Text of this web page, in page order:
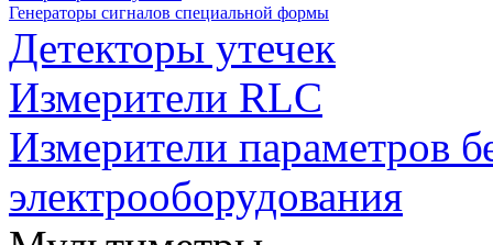
Генераторы сигналов специальной формы
Детекторы утечек
Измерители RLC
Измерители параметров
электрооборудования